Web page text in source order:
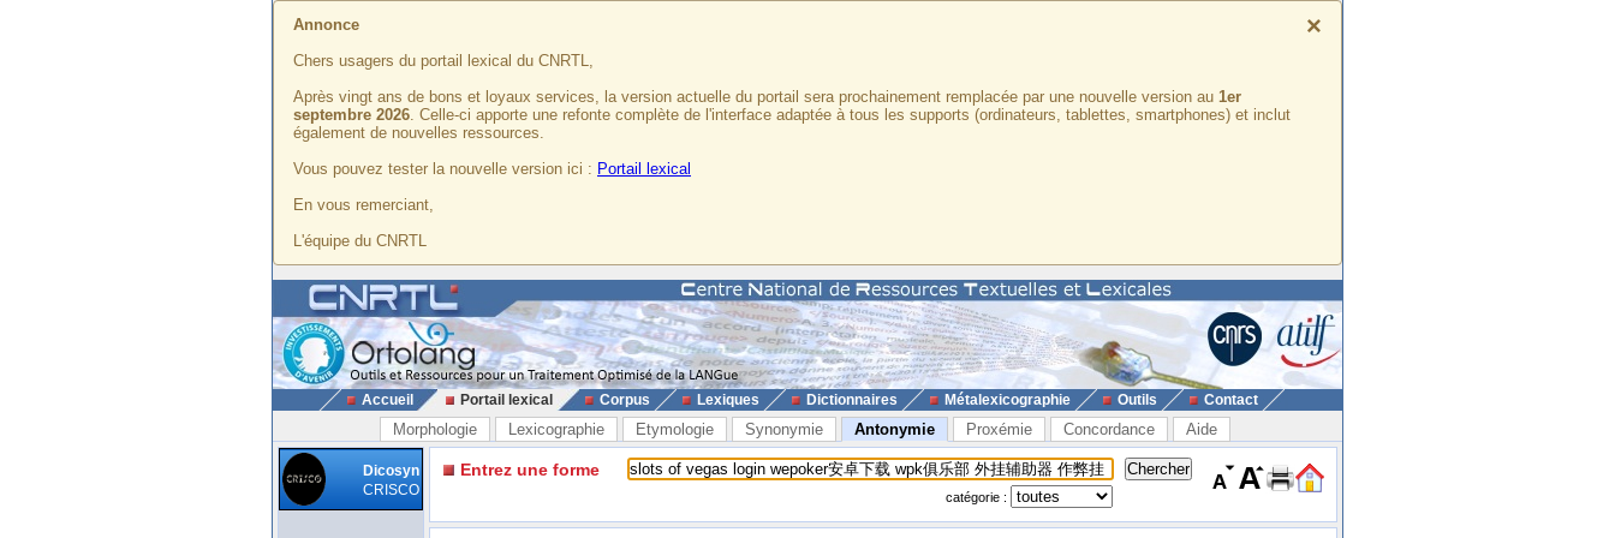
×
Annonce
Chers usagers du portail lexical du CNRTL,
Après vingt ans de bons et loyaux services, la version actuelle du portail sera prochainement remplacée par une nouvelle version au 1er
septembre 2026. Celle-ci apporte une refonte complète de l'interface adaptée à tous les supports (ordinateurs, tablettes, smartphones) et inclut
également de nouvelles ressources.
Vous pouvez tester la nouvelle version ici : Portail lexical
En vous remerciant,
L'équipe du CNRTL
Accueil Portail lexical Corpus Lexiques Dictionnaires Métalexicographie Outils Contact
Morphologie Lexicographie Etymologie Synonymie Antonymie Proxémie Concordance Aide
Dicosyn
CRISCO
Entrez une forme
catégorie :